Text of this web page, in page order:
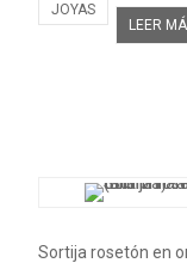
JOYAS
LEER
Sortija rosetón en